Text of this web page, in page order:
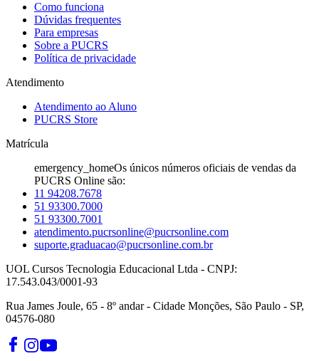
Como funciona
Dúvidas frequentes
Para empresas
Sobre a PUCRS
Política de privacidade
Atendimento
Atendimento ao Aluno
PUCRS Store
Matrícula
emergency_homeOs únicos números oficiais de vendas da
PUCRS Online são:
11 94208.7678
51 93300.7000
51 93300.7001
atendimento.pucrsonline@pucrsonline.com
suporte.graduacao@pucrsonline.com.br
UOL Cursos Tecnologia Educacional Ltda - CNPJ:
17.543.043/0001-93
Rua James Joule, 65 - 8º andar - Cidade Monções, São Paulo - SP,
04576-080